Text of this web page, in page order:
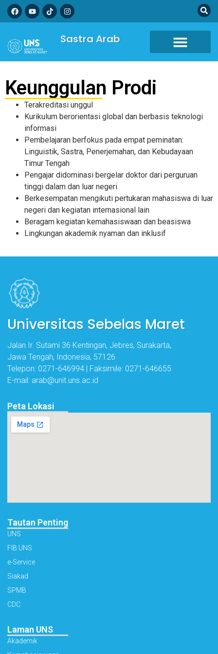
Sastra Arab
Keunggulan Prodi
Terakreditasi unggul
Kurikulum berorientasi global dan berbasis teknologi
informasi
Pembelajaran berfokus pada empat peminatan:
Linguistik, Sastra, Penerjemahan, dan Kebudayaan
Timur Tengah
Pengajar didominasi bergelar doktor dari perguruan
tinggi dalam dan luar negeri
Berkesempatan mengikuti pertukaran mahasiswa di luar
negeri dan kegiatan internasional lain
Beragam kegiatan kemahasiswaan dan beasiswa
Lingkungan akademik nyaman dan inklusif
Universitas Sebelas Maret
Jalan Ir. Sutami 36 Kentingan, Jebres, Surakarta,
Jawa Tengah, Indonesia, 57126
Telepon: 0271-646994 | Faksimile: 0271-646655
E-mail: arab@unit.uns.ac.id
Peta Lokasi
Tautan Penting
UNS
FIB UNS
e-Service
Siakad
SPMB
CDC
Laman UNS
Akademik